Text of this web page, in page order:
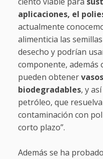
aplicaciones, el
actualmente
alimenticia las
desecho y podrían
componente, además
pueden obtener
biodegradables, y
petróleo, que
contaminación con
corto plazo”.
Además se ha